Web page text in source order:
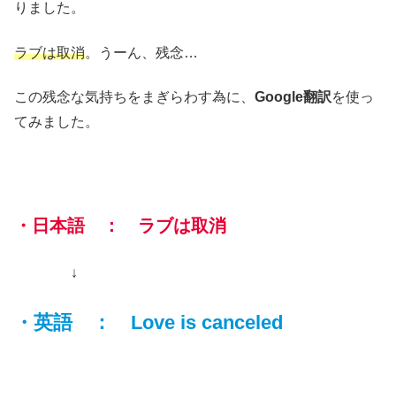
りました。
ラブは取消。うーん、残念…
この残念な気持ちをまぎらわす為に、 Google翻訳を使っ
てみました。
・日本語 ： ラブは取消
↓
・英語 ： Love is canceled